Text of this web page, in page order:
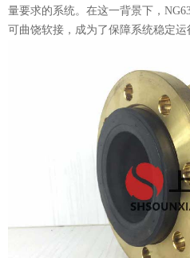
量要求的系统。在这一背景下，
可曲饶软接，成为了保障系统稳定运